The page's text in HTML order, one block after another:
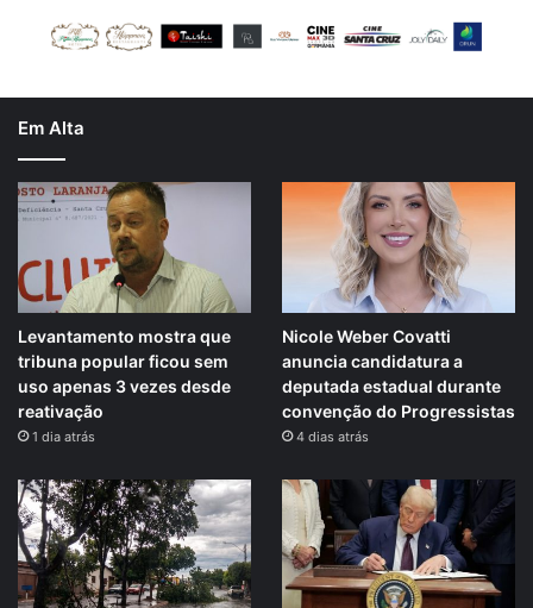
Em Alta
Levantamento mostra que
tribuna popular ficou sem
uso apenas 3 vezes desde
reativação
1 dia atrás
Nicole Weber Covatti
anuncia candidatura a
deputada estadual durante
convenção do Progressistas
4 dias atrás